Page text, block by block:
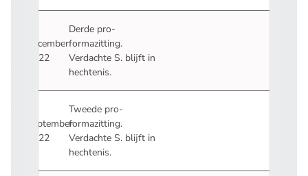
december
2022
Derde pro-
formazitting.
Verdachte S. blijft in
hechtenis.
september
2022
Tweede pro-
formazitting.
Verdachte S. blijft in
hechtenis.